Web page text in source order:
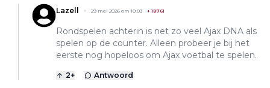
Lazell 29 mei 2026 om 10:03 +18761
Rondspelen achterin is net zo veel Ajax DNA als
spelen op de counter. Alleen probeer je bij het
eerste nog hopeloos om Ajax voetbal te spelen.
2+ Antwoord